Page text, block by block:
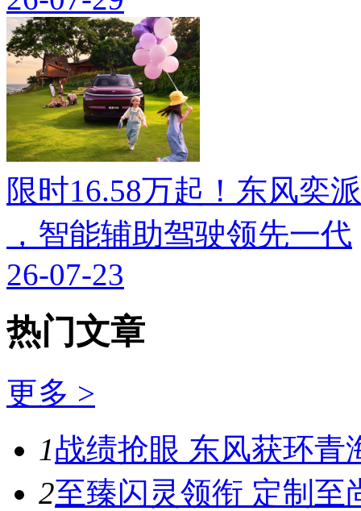
限时16.58万起！东风奕
，智能辅助驾驶领先一代
26-07-23
热门文章
更多 >
1战绩抢眼 东风获环青
2至臻闪灵领衔 定制至